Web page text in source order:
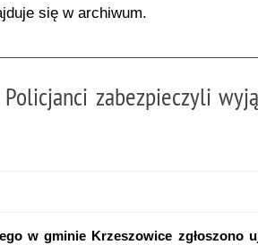
się w archiwum.
zabezpieczyli
w gminie Krzeszowice zgłoszono